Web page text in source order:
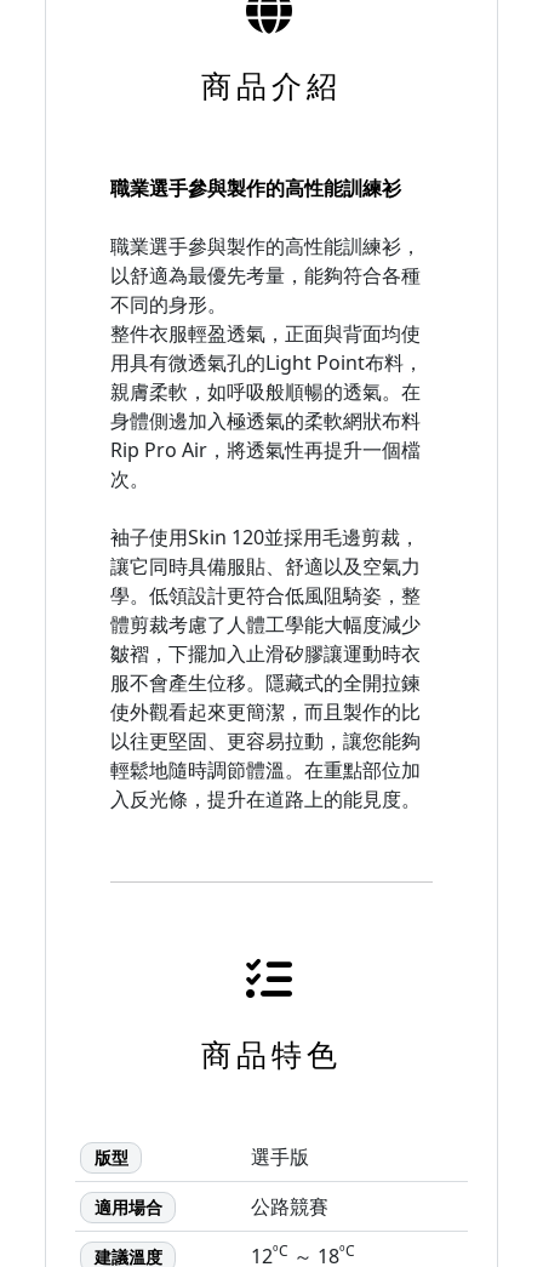
商品介紹
職業選手參與製作的高性能訓練衫
職業選手參與製作的高性能訓練衫，
以舒適為最優先考量，能夠符合各種
不同的身形。
整件衣服輕盈透氣，正面與背面均使
用具有微透氣孔的Light Point布料，
親膚柔軟，如呼吸般順暢的透氣。在
身體側邊加入極透氣的柔軟網狀布料
Rip Pro Air，將透氣性再提升一個檔
次。
袖子使用Skin 120並採用毛邊剪裁，
讓它同時具備服貼、舒適以及空氣力
學。低領設計更符合低風阻騎姿，整
體剪裁考慮了人體工學能大幅度減少
皺褶，下擺加入止滑矽膠讓運動時衣
服不會產生位移。隱藏式的全開拉鍊
使外觀看起來更簡潔，而且製作的比
以往更堅固、更容易拉動，讓您能夠
輕鬆地隨時調節體溫。在重點部位加
入反光條，提升在道路上的能見度。
商品特色
版型 選手版
適用場合 公路競賽
建議溫度 12ºC ～ 18ºC